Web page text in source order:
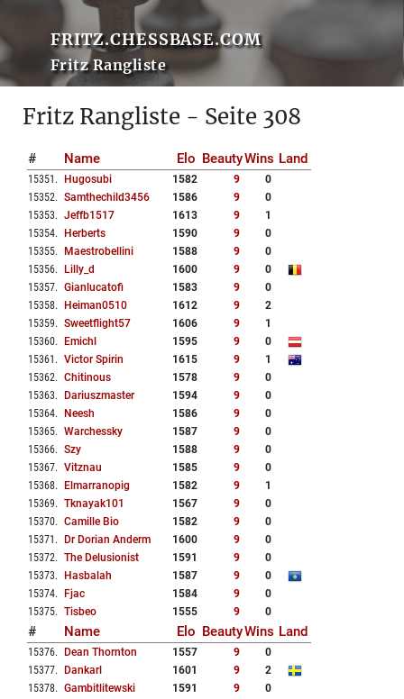
FRITZ.CHESSBASE.COM
Fritz Rangliste
Fritz Rangliste - Seite 308
# Name Elo BeautyWins Land
15351 . Hugosubi 1582 9
0
15352. Samthechild3456 1586 9
0
15353. Jeffb1517 1613 9
1
15354. Herberts 1590 9
0
15355. Maestrobellini 1588 9
0
15356. Lilly_d 1600 9
0
15357. Gianlucatofi 1583 9
0
15358. Heiman0510 1612 9
2
15359. Sweetflight57 1606 9
1
15360. Emichl 1595 9
0
15361 . Victor Spirin 1615 9
1
15362. Chitinous 1578 9
0
15363. Dariuszmaster 1594 9
0
15364. Neesh 1586 9
0
15365. Warchessky 1587 9
0
15366. Szy 1588 9
0
15367. Vitznau 1585 9
0
15368. Elmarranopig 1582 9
1
15369. Tknayak101 1567 9
0
15370. Camille Bio 1582 9
0
15371 . Dr Dorian Anderm 1600 9
0
15372. The Delusionist 1591 9
0
15373. Hasbalah 1587 9
0
15374. Fjac 1584 9
0
15375. Tisbeo 1555 9 0
# Name Elo BeautyWins Land
15376. Dean Thornton 1557 9
0
15377. Dankarl 1601 9
2
15378. Gambitlitewski 1591 9
0